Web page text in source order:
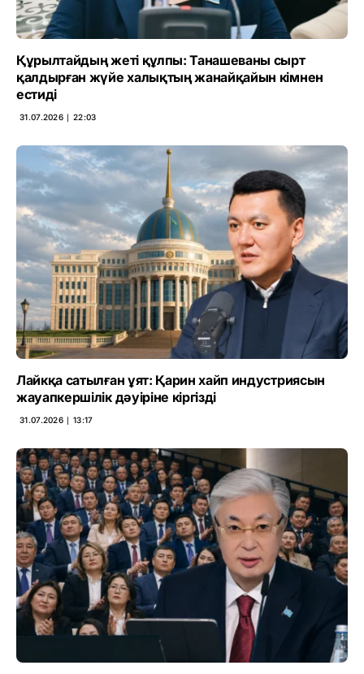
Құрылтайдың жеті құлпы: Танашеваны сырт
қалдырған жүйе халықтың жанайқайын кімнен
естиді
31.07.2026 ∣ 22:03
Лайкқа сатылған ұят: Қарин хайп индустриясын
жауапкершілік дәуіріне кіргізді
31.07.2026 ∣ 13:17